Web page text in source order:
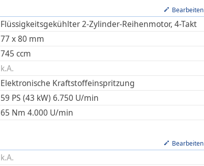
Bearbeiten
Flüssigkeitsgekühlter 2-Zylinder-Reihenmotor, 4-Takt
77x80 mm
745 ccm
k.A.
Elektronische Kraftstoffeinspritzung
59 PS (43 kW) 6.750 U/min
65 Nm 4.000 U/min
Bearbeiten
k.A.